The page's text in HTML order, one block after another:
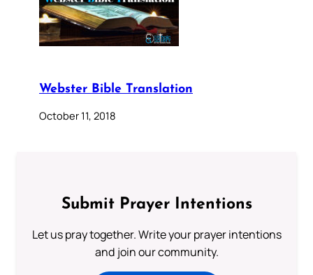
Webster Bible Translation
October 11, 2018
Submit Prayer Intentions
Let us pray together. Write your prayer intentions
and join our community.